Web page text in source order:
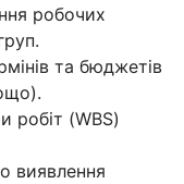
робочих
та бюджетів
робіт (WBS)
виявлення